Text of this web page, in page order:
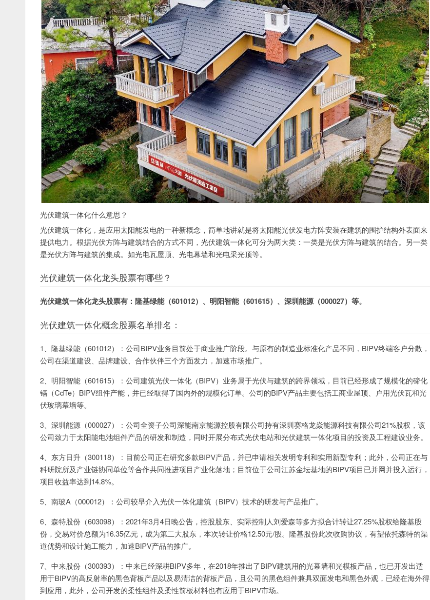
光伏建筑一体化什么意思？
光伏建筑一体化，是应用太阳能发电的一种新概念，简单地讲就是将太阳能光伏发电方阵安装在建筑的围护结构外表面来
提供电力。根据光伏方阵与建筑结合的方式不同，光伏建筑一体化可分为两大类：一类是光伏方阵与建筑的结合。另一类
是光伏方阵与建筑的集成。如光电瓦屋顶、光电幕墙和光电采光顶等。
光伏建筑一体化龙头股票有哪些？
光伏建筑一体化龙头股票有：隆基绿能（601012）、明阳智能（601615）、深圳能源（000027）等。
光伏建筑一体化概念股票名单排名：
1、隆基绿能（601012）：公司BIPV业务目前处于商业推广阶段。与原有的制造业标准化产品不同，BIPV终端客户分散，
公司在渠道建设、品牌建设、合作伙伴三个方面发力，加速市场推广。
2、明阳智能（601615）：公司建筑光伏一体化（BIPV）业务属于光伏与建筑的跨界领域，目前已经形成了规模化的碲化
镉（CdTe）BIPV组件产能，并已经取得了国内外的规模化订单。公司的BIPV产品主要包括工商业屋顶、户用光伏瓦和光
伏玻璃幕墙等。
3、深圳能源（000027）：公司全资子公司深能南京能源控股有限公司持有深圳赛格龙焱能源科技有限公司21%股权，该
公司致力于太阳能电池组件产品的研发和制造，同时开展分布式光伏电站和光伏建筑一体化项目的投资及工程建设业务。
4、东方日升（300118）：目前公司正在研究多款BIPV产品，并已申请相关发明专利和实用新型专利；此外，公司正在与
科研院所及产业链协同单位等合作共同推进项目产业化落地；目前位于公司江苏金坛基地的BIPV项目已并网并投入运行，
项目收益率达到14.8%。
5、南玻A（000012）：公司较早介入光伏一体化建筑（BIPV）技术的研发与产品推广。
6、森特股份（603098）：2021年3月4日晚公告，控股股东、实际控制人刘爱森等多方拟合计转让27.25%股权给隆基股
份，交易对价总额为16.35亿元，成为第二大股东，本次转让价格12.50元/股。隆基股份此次收购协议，有望依托森特的渠
道优势和设计施工能力，加速BIPV产品的推广。
7、中来股份（300393）：中来已经深耕BIPV多年，在2018年推出了BIPV建筑用的光幕墙和光模板产品，也已开发出适
用于BIPV的高反射率的黑色背板产品以及易清洁的背板产品，且公司的黑色组件兼具双面发电和黑色外观，已经在海外得
到应用，此外，公司开发的柔性组件及柔性前板材料也有应用于BIPV市场。